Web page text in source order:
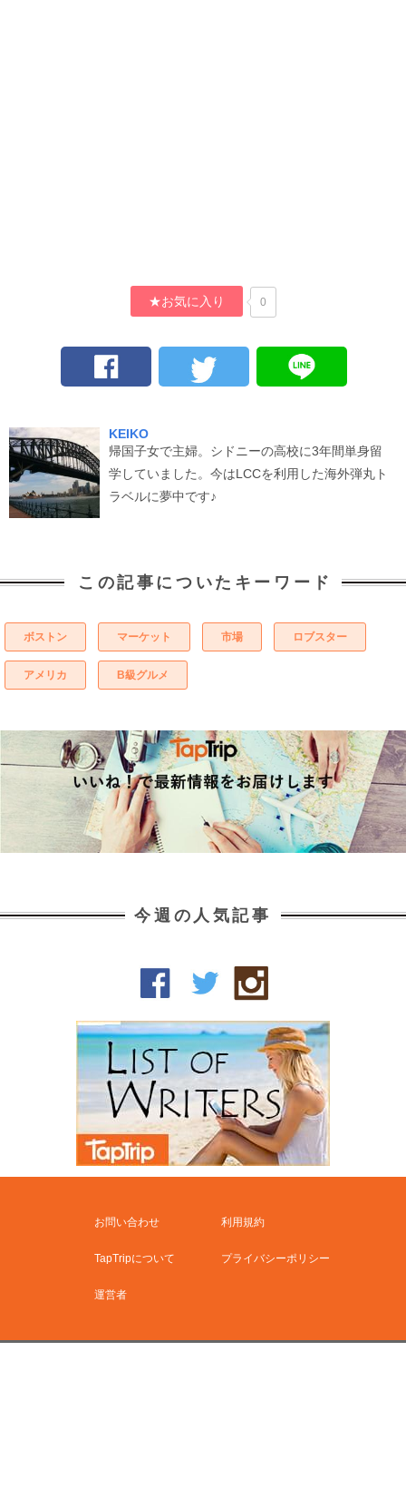
★お気に入り 0
KEIKO
帰国子女で主婦。シドニーの高校に3年間単身留
学していました。今はLCCを利用した海外弾丸ト
ラベルに夢中です♪
この記事についたキーワード
ボストン マーケット 市場 ロブスター
アメリカ B級グルメ
今週の人気記事
お問い合わせ 利用規約
TapTripについて プライバシーポリシー
運営者